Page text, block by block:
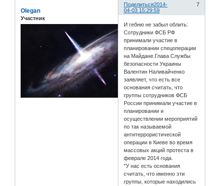
Поделиться 7
2014-
04-03 15:29:59
Olegan
Участник
И гебню не забыл облить:
Сотрудники ФСБ РФ
принимали участие в
планировании спецоперации
на Майдане.Глава Службы
безопасности Украины
Валентин Наливайченко
заявляет, что есть все
основания считать, что
группы сотрудников ФСБ
России принимали участие в
планировании и
осуществлении мероприятий
по так называемой
антитеррористической
операции в Киеве во время
массовых акций протеста в
феврале 2014 года.
"У нас есть основания
считать, что именно эти
группы, которые находились